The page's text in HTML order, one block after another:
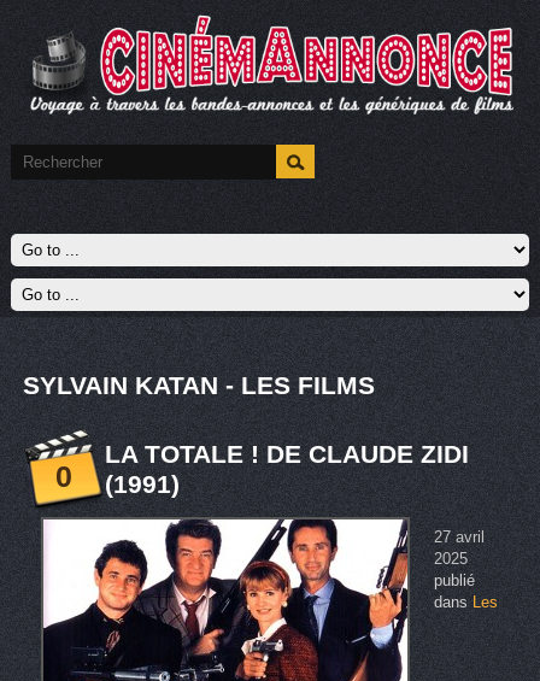
SYLVAIN KATAN - LES FILMS
0
LA TOTALE ! DE CLAUDE ZIDI
(1991)
27 avril
2025
publié
dansLes